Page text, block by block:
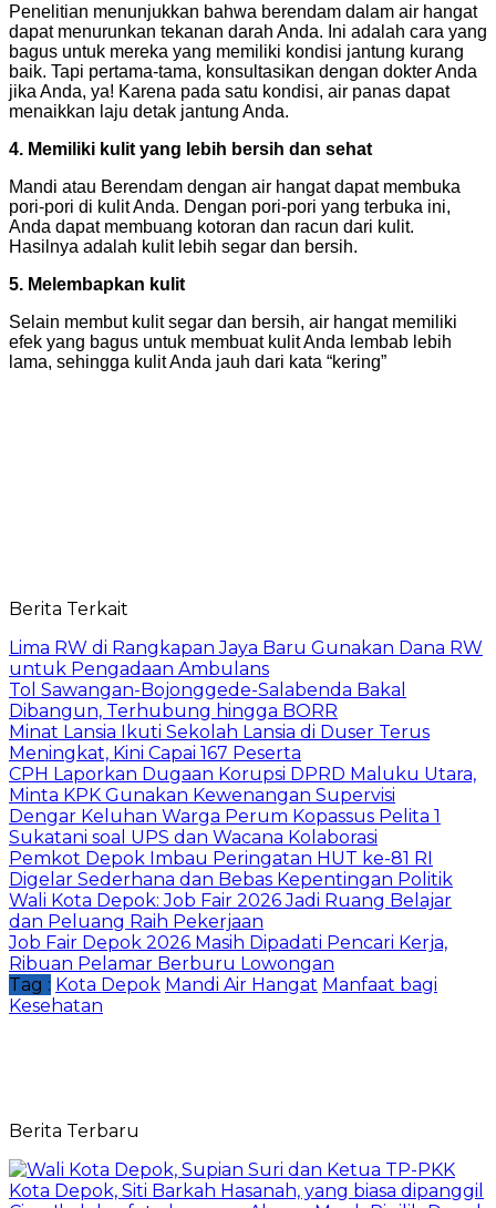
Penelitian menunjukkan bahwa berendam dalam air hangat
dapat menurunkan tekanan darah Anda. Ini adalah cara yang
bagus untuk mereka yang memiliki kondisi jantung kurang
baik. Tapi pertama-tama, konsultasikan dengan dokter Anda
jika Anda, ya! Karena pada satu kondisi, air panas dapat
menaikkan laju detak jantung Anda.
4. Memiliki kulit yang lebih bersih dan sehat
Mandi atau Berendam dengan air hangat dapat membuka
pori-pori di kulit Anda. Dengan pori-pori yang terbuka ini,
Anda dapat membuang kotoran dan racun dari kulit.
Hasilnya adalah kulit lebih segar dan bersih.
5. Melembapkan kulit
Selain membut kulit segar dan bersih, air hangat memiliki
efek yang bagus untuk membuat kulit Anda lembab lebih
lama, sehingga kulit Anda jauh dari kata “kering”
Berita Terkait
Lima RW di Rangkapan Jaya Baru Gunakan Dana RW
untuk Pengadaan Ambulans
Tol Sawangan-Bojonggede-Salabenda Bakal
Dibangun, Terhubung hingga BORR
Minat Lansia Ikuti Sekolah Lansia di Duser Terus
Meningkat, Kini Capai 167 Peserta
CPH Laporkan Dugaan Korupsi DPRD Maluku Utara,
Minta KPK Gunakan Kewenangan Supervisi
Dengar Keluhan Warga Perum Kopassus Pelita 1
Sukatani soal UPS dan Wacana Kolaborasi
Pemkot Depok Imbau Peringatan HUT ke-81 RI
Digelar Sederhana dan Bebas Kepentingan Politik
Wali Kota Depok: Job Fair 2026 Jadi Ruang Belajar
dan Peluang Raih Pekerjaan
Job Fair Depok 2026 Masih Dipadati Pencari Kerja,
Ribuan Pelamar Berburu Lowongan
Tag : Kota Depok Mandi Air Hangat Manfaat bagi
Kesehatan
Berita Terbaru